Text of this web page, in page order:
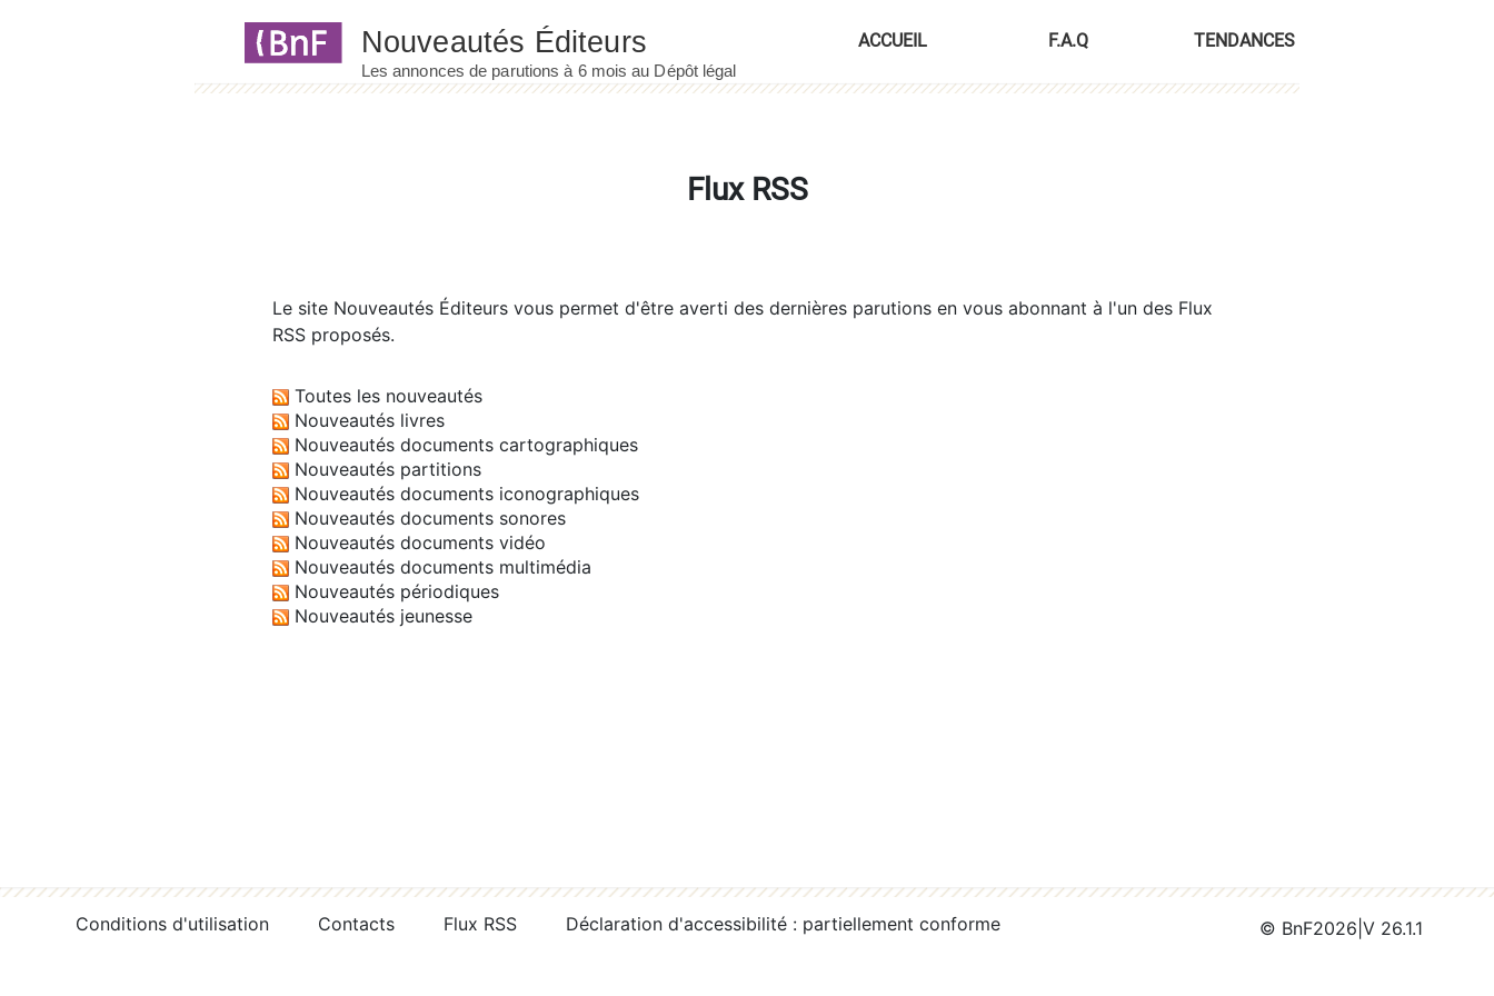
ACCUEIL F.A.Q TENDANCES
Flux RSS
Le site Nouveautés Éditeurs vous permet d'être averti des dernières parutions en vous abonnant à l'un des Flux
RSS proposés.
Toutes les nouveautés
Nouveautés livres
Nouveautés documents cartographiques
Nouveautés partitions
Nouveautés documents iconographiques
Nouveautés documents sonores
Nouveautés documents vidéo
Nouveautés documents multimédia
Nouveautés périodiques
Nouveautés jeunesse
Conditions d'utilisation Contacts Flux RSS Déclaration d'accessibilité : partiellement conforme © BnF2026 V 26.1.1